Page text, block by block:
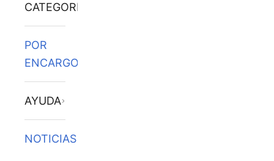
CATEGORÍAS
POR
ENCARGO
AYUDA
NOTICIAS